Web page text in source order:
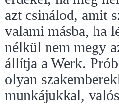
azt csinálod, amit
valami másba, ha
nélkül nem megy
állítja a Werk.
olyan
munkájukkal,